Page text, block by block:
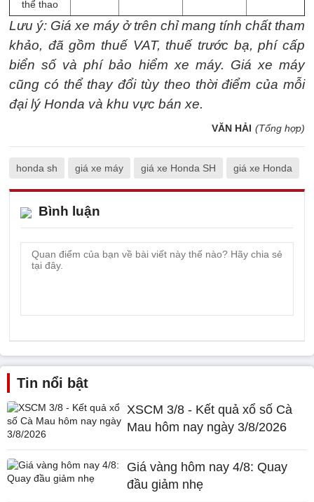
thể thao
Lưu ý: Giá xe máy ở trên chỉ mang tính chất tham
khảo, đã gồm thuế VAT, thuế trước bạ, phí cấp
biển số và phí bảo hiểm xe máy. Giá xe máy
cũng có thể thay đổi tùy theo thời điểm của mỗi
đại lý Honda và khu vực bán xe.
VĂN HẢI (Tổng hợp)
honda sh giá xe máy giá xe Honda SH giá xe Honda
Bình luận
Tin nổi bật
XSCM 3/8 - Kết quả xổ số Cà
Mau hôm nay ngày 3/8/2026
Giá vàng hôm nay 4/8: Quay
đầu giảm nhẹ